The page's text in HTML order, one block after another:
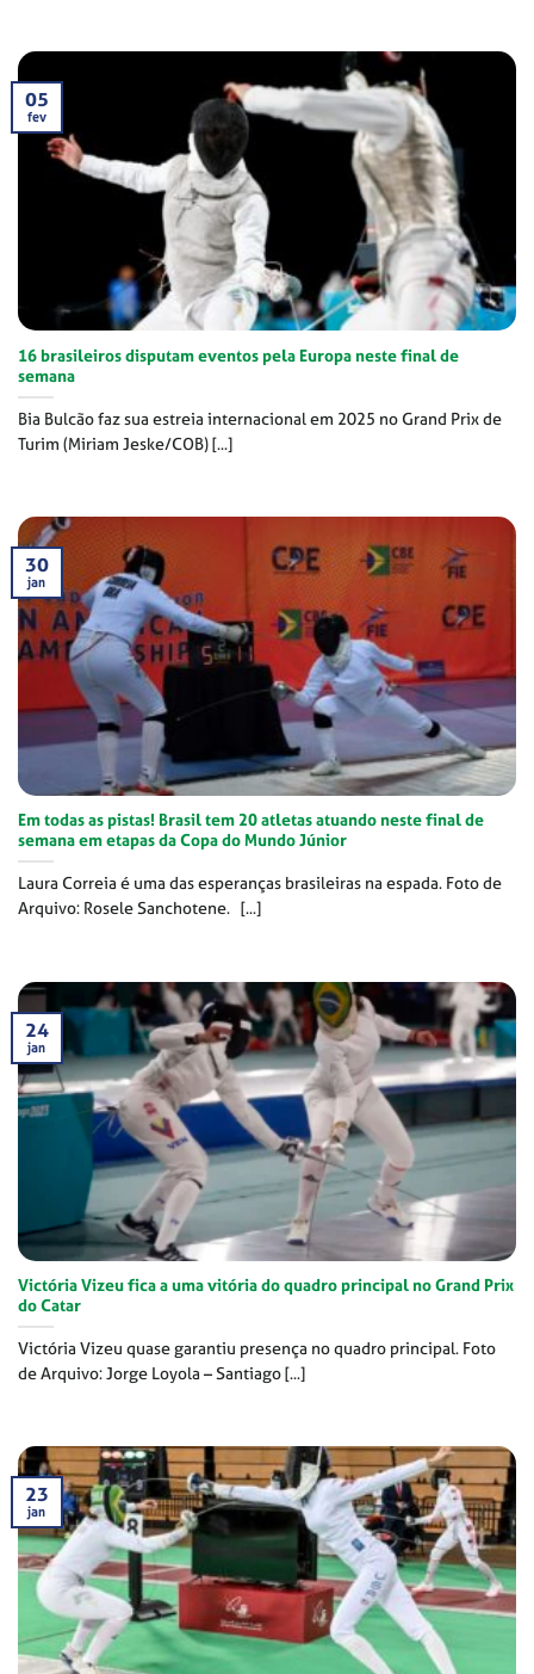
16 brasileiros disputam eventos pela Europa neste final de
semana
Bia Bulcão faz sua estreia internacional em 2025 no Grand Prix de
Turim (Miriam Jeske/COB) [...]
05
fev
Em todas as pistas! Brasil tem 20 atletas atuando neste final de
semana em etapas da Copa do Mundo Júnior
Laura Correia é uma das esperanças brasileiras na espada. Foto de
Arquivo: Rosele Sanchotene. [...]
30
jan
Victória Vizeu fica a uma vitória do quadro principal no Grand Prix
do Catar
Victória Vizeu quase garantiu presença no quadro principal. Foto
de Arquivo: Jorge Loyola – Santiago [...]
24
jan
23
jan